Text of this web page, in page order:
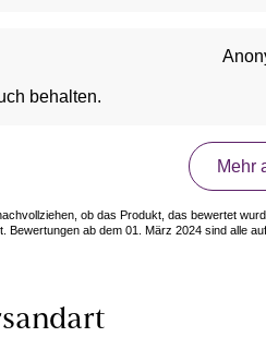
behalten.
Mehr
ob das Produkt, das bewertet
Bewertungen ab dem 01. März 2024 sind alle